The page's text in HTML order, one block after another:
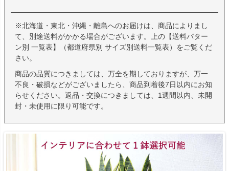
※北海道・東北・沖縄・離島へのお届けは、商品によりまし
て、別途送料がかかる場合がございます。上の【送料パター
ン別 一覧表】（都道府県別 サイズ別送料一覧表）をご覧くだ
さい。
商品の品質につきましては、万全を期しておりますが、万一
不良・破損などがございましたら、商品到着後7日以内にお知
らせください。返品・交換につきましては、1週間以内、未開
封・未使用に限り可能です。